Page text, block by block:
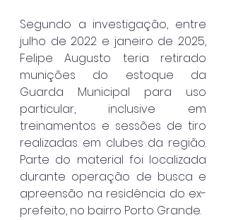
Segundo a investigação, entre
julho de 2022 e janeiro de 2025,
Felipe Augusto teria retirado
munições do estoque da
Guarda Municipal para uso
particular, inclusive em
treinamentos e sessões de tiro
realizadas em clubes da região.
Parte do material foi localizada
durante operação de busca e
apreensão na residência do ex-
prefeito, no bairro Porto Grande.